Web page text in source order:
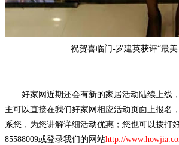
祝贺喜临门-罗建英获评“最美
好家网近期还会有新的家居活动陆续上线
主可以直接在我们好家网相应活动页面上报名
系您，为您讲解详细活动优惠；您也可以拨打
85588009或登录我们的网站http://